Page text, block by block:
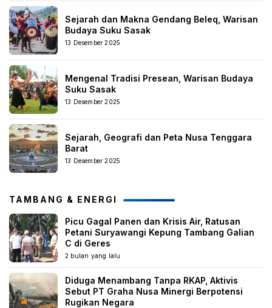
Sejarah dan Makna Gendang Beleq, Warisan
Budaya Suku Sasak
13 Desember 2025
Mengenal Tradisi Presean, Warisan Budaya
Suku Sasak
13 Desember 2025
Sejarah, Geografi dan Peta Nusa Tenggara
Barat
13 Desember 2025
TAMBANG & ENERGI
Picu Gagal Panen dan Krisis Air, Ratusan
Petani Suryawangi Kepung Tambang Galian
C di Geres
2 bulan yang lalu
Diduga Menambang Tanpa RKAP, Aktivis
Sebut PT Graha Nusa Minergi Berpotensi
Rugikan Negara